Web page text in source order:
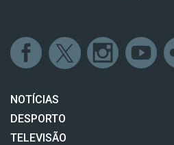
NOTÍCIAS
DESPORTO
TELEVISÃO